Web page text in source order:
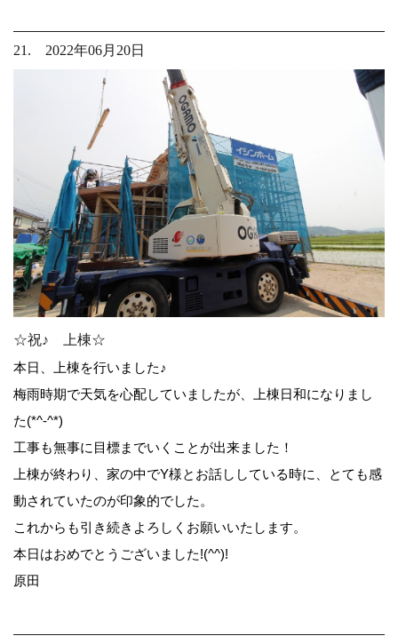
21. 2022年06月20日
☆祝♪ 上棟☆
本日、上棟を行いました♪
梅雨時期で天気を心配していましたが、上棟日和になりまし
た(*^-^*)
工事も無事に目標までいくことが出来ました！
上棟が終わり、家の中でY様とお話ししている時に、とても感
動されていたのが印象的でした。
これからも引き続きよろしくお願いいたします。
本日はおめでとうございました!(^^)!
原田